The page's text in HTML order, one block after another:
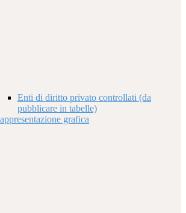
Enti di diritto privato controllati (da
pubblicare in tabelle)
grafica